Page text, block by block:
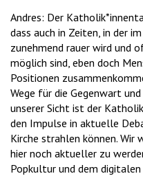
Andres: Der
dass auch in Zeiten, in der
zunehmend rauer wird und
möglich sind, eben doch
Positionen
Wege für die Gegenwart
unserer Sicht ist der
den Impulse in aktuelle
Kirche strahlen können. Wir
hier noch aktueller zu
Popkultur und dem